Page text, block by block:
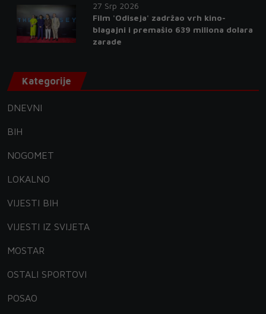
27 Srp 2026
Film 'Odiseja' zadržao vrh kino-
blagajni i premašio 639 miliona dolara
zarade
Kategorije
DNEVNI
BIH
NOGOMET
LOKALNO
VIJESTI BIH
VIJESTI IZ SVIJETA
MOSTAR
OSTALI SPORTOVI
POSAO